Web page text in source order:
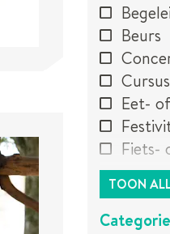
Beurs
Eet-
Fiets-
TOON
Categorie